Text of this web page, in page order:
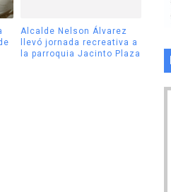
Alcalde Nelson Álvarez
llevó jornada recreativa a
la parroquia Jacinto Plaza